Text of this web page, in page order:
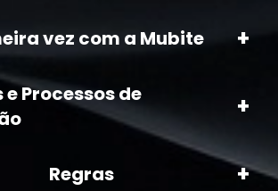
vez com a Mubite +
e Processos de
+
Regras +